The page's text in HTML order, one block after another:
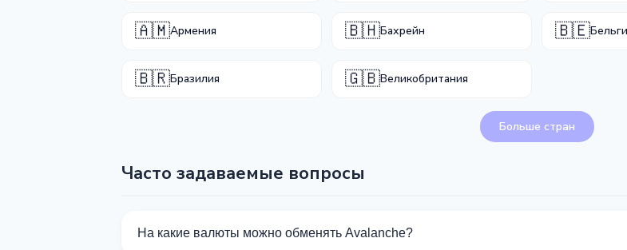
🇦🇲Армения 🇧🇭Бахрейн 🇧🇪
🇧🇷Бразилия 🇬🇧Великобритания
Больше стран
Часто задаваемые вопросы
На какие валюты можно обменять Avalanche?